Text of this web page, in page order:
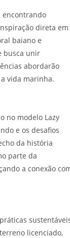
encontrando
direta em
baiano e
busca unir
abordarão
vida marinha.
no modelo Lazy
e os desafios
da história
parte da
a conexão
licenciado,